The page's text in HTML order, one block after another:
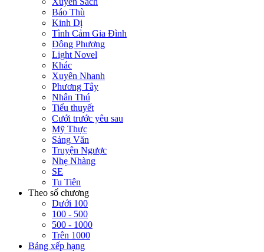
Báo Thù
Kinh Dị
Tình Cảm Gia Đình
Đông Phương
Light Novel
Khác
Xuyên Nhanh
Phương Tây
Nhân Thú
Tiểu thuyết
Cưới trước yêu sau
Mỹ Thực
Sảng Văn
Truyện Ngược
Nhẹ Nhàng
SE
Tu Tiên
Theo số chương
Dưới 100
100 - 500
500 - 1000
Trên 1000
Bảng xếp hạng